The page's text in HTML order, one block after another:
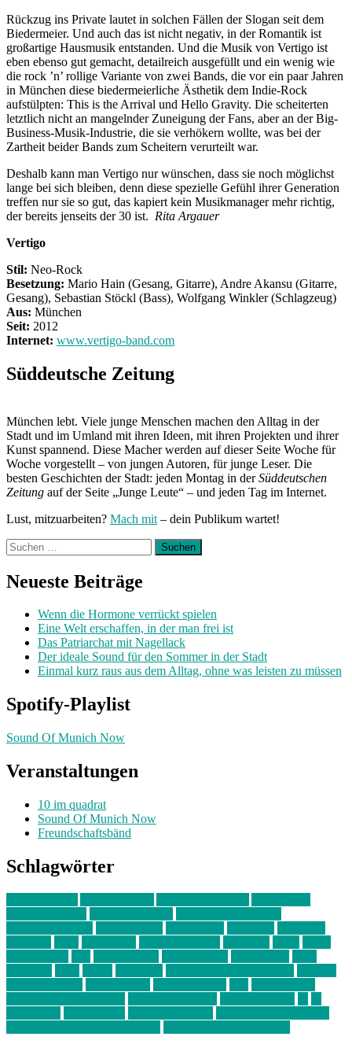
Rückzug ins Private lautet in solchen Fällen der Slogan seit dem
Biedermeier. Und auch das ist nicht negativ, in der Romantik ist
großartige Hausmusik entstanden. Und die Musik von Vertigo ist
eben ebenso gut gemacht, detailreich ausgefüllt und ein wenig wie
die rock ’n’ rollige Variante von zwei Bands, die vor ein paar Jahren
in München diese biedermeierliche Ästhetik dem Indie-Rock
aufstülpten: This is the Arrival und Hello Gravity. Die scheiterten
letztlich nicht an mangelnder Zuneigung der Fans, aber an der Big-
Business-Musik-Industrie, die sie verhökern wollte, was bei der
Zartheit beider Bands zum Scheitern verurteilt war.
Deshalb kann man Vertigo nur wünschen, dass sie noch möglichst
lange bei sich bleiben, denn diese spezielle Gefühl ihrer Generation
treffen nur sie so gut, das kapiert kein Musikmanager mehr richtig,
der bereits jenseits der 30 ist. Rita Argauer
Vertigo
Stil: Neo-Rock
Besetzung: Mario Hain (Gesang, Gitarre), Andre Akansu (Gitarre,
Gesang), Sebastian Stöckl (Bass), Wolfgang Winkler (Schlagzeug)
Aus: München
Seit: 2012
Internet: www.vertigo-band.com
Süddeutsche Zeitung
München lebt. Viele junge Menschen machen den Alltag in der
Stadt und im Umland mit ihren Ideen, mit ihren Projekten und ihrer
Kunst spannend. Diese Macher werden auf dieser Seite Woche für
Woche vorgestellt – von jungen Autoren, für junge Leser. Die
besten Geschichten der Stadt: jeden Montag in derSüddeutschen
Zeitung auf der Seite „Junge Leute“ – und jeden Tag im Internet.
Lust, mitzuarbeiten? Mach mit – dein Publikum wartet!
Suchen
nach:
Neueste Beiträge
Wenn die Hormone verrückt spielen
Eine Welt erschaffen, in der man frei ist
Das Patriarchat mit Nagellack
Der ideale Sound für den Sommer in der Stadt
Einmal kurz raus aus dem Alltag, ohne was leisten zu müssen
Spotify-Playlist
Sound Of Munich Now
Veranstaltungen
10 im quadrat
Sound Of Munich Now
Freundschaftsbänd
Schlagwörter